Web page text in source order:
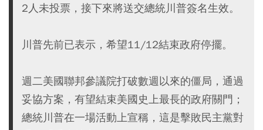
2人未投票，接下來將送交總統川普簽名生效。
川普先前已表示，希望11/12結束政府停擺。
週二美國聯邦參議院打破數週以來的僵局，通過
妥協方案，有望結束美國史上最長的政府關門；
總統川普在一場活動上宣稱，這是擊敗民主黨對